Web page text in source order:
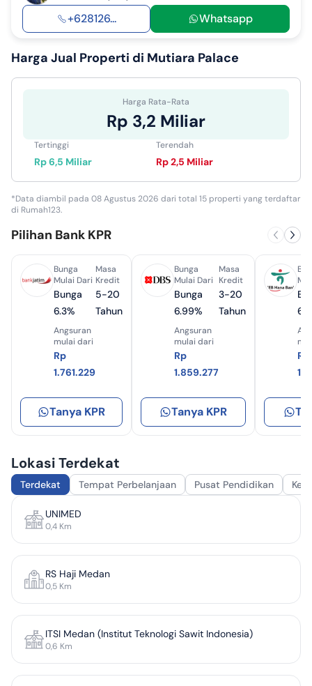
+628126... Whatsapp
Harga Jual Properti di Mutiara Palace
Harga Rata-Rata
Rp 3,2 Miliar
Tertinggi
Rp 6,5 Miliar
Terendah
Rp 2,5 Miliar
*Data diambil pada 08 Agustus 2026 dari total 15 properti yang terdaftar
di Rumah123.
Pilihan Bank KPR
Bunga
Mulai Dari
Bunga
6.3%
Angsuran
mulai dari
Rp
1.761.229
Masa
Kredit
5-20
Tahun
Tanya KPR
Bunga
Mulai Dari
Bunga
6.99%
Angsuran
mulai dari
Rp
1.859.277
Masa
Kredit
3-20
Tahun
Tanya KPR
Rp
Lokasi Terdekat
Terdekat Tempat Perbelanjaan Pusat Pendidikan
UNIMED
0,4 Km
RS Haji Medan
0,5 Km
ITSI Medan (Institut Teknologi Sawit Indonesia)
0,6 Km